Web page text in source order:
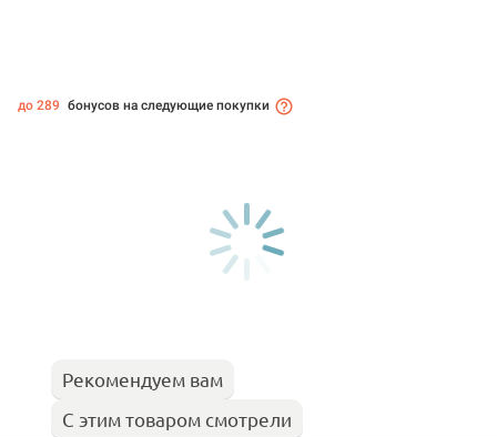
до 289 бонусов на следующие покупки
Рекомендуем вам
С этим товаром смотрели